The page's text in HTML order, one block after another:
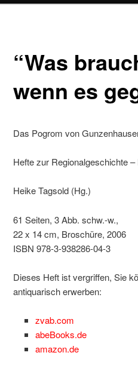
“Was
wenn es
Das Pogrom von
Hefte zur Regionalgeschichte –
Heike Tagsold (Hg.)
61 Seiten, 3 Abb. schw.-w.,
22 x 14 cm, Broschüre, 2006
ISBN 978-3-938286-04-3
Dieses Heft ist vergriffen, Sie
antiquarisch erwerben:
zvab.com
abeBooks.de
amazon.de